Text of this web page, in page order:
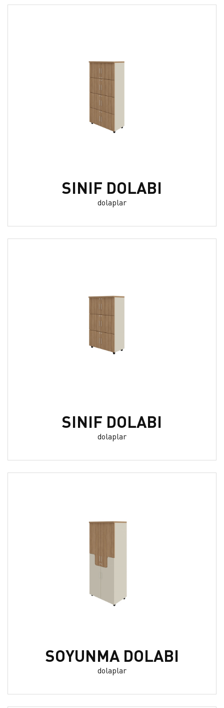
SINIF DOLABI
dolaplar
SINIF DOLABI
dolaplar
SOYUNMA DOLABI
dolaplar